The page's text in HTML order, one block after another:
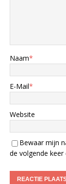
Naam*
E-Mail*
Website
Bewaar mijn
de volgende